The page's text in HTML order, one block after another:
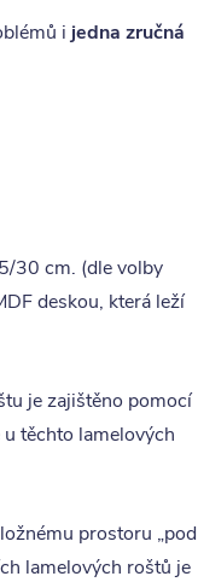
i jedna zručná
30 cm. (dle volby
deskou, která leží
je zajištěno pomocí
těchto lamelových
prostoru „pod
lamelových roštů je